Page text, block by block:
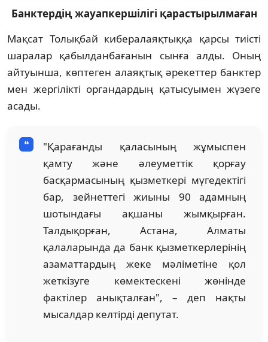
Банктердің жауапкершілігі қарастырылмаған
Мақсат Толықбай кибералаяқтыққа қарсы тиісті
шаралар қабылданбағанын сынға алды. Оның
айтуынша, көптеген алаяқтық әрекеттер банктер
мен жергілікті органдардың қатысуымен жүзеге
асады.
"Қарағанды қаласының жұмыспен
қамту және әлеуметтік қорғау
басқармасының қызметкері мүгедектігі
бар, зейнеттегі жиыны 90 адамның
шотындағы ақшаны жымқырған.
Талдықорған, Астана, Алматы
қалаларында да банк қызметкерлерінің
азаматтардың жеке мәліметіне қол
жеткізуге көмектескені жөнінде
фактілер анықталған", – деп нақты
мысалдар келтірді депутат.